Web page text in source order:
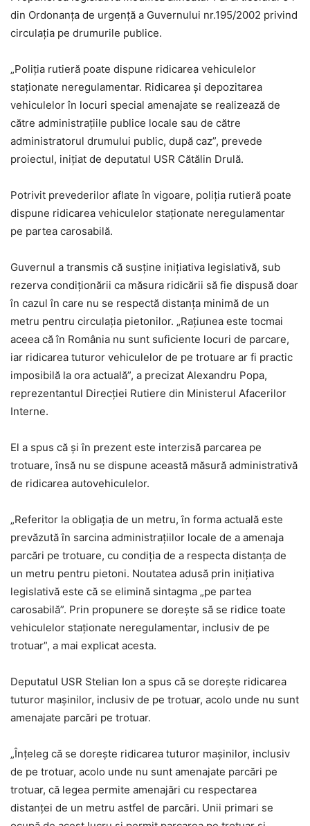
din Ordonanţa de urgenţă a Guvernului nr.195/2002 privind
circulaţia pe drumurile publice.
„Poliţia rutieră poate dispune ridicarea vehiculelor
staţionate neregulamentar. Ridicarea şi depozitarea
vehiculelor în locuri special amenajate se realizează de
către administraţiile publice locale sau de către
administratorul drumului public, după caz”, prevede
proiectul, iniţiat de deputatul USR Cătălin Drulă.
Potrivit prevederilor aflate în vigoare, poliţia rutieră poate
dispune ridicarea vehiculelor staţionate neregulamentar
pe partea carosabilă.
Guvernul a transmis că susţine iniţiativa legislativă, sub
rezerva condiţionării ca măsura ridicării să fie dispusă doar
în cazul în care nu se respectă distanţa minimă de un
metru pentru circulaţia pietonilor. „Raţiunea este tocmai
aceea că în România nu sunt suficiente locuri de parcare,
iar ridicarea tuturor vehiculelor de pe trotuare ar fi practic
imposibilă la ora actuală”, a precizat Alexandru Popa,
reprezentantul Direcţiei Rutiere din Ministerul Afacerilor
Interne.
El a spus că şi în prezent este interzisă parcarea pe
trotuare, însă nu se dispune această măsură administrativă
de ridicarea autovehiculelor.
„Referitor la obligaţia de un metru, în forma actuală este
prevăzută în sarcina administraţiilor locale de a amenaja
parcări pe trotuare, cu condiţia de a respecta distanţa de
un metru pentru pietoni. Noutatea adusă prin iniţiativa
legislativă este că se elimină sintagma „pe partea
carosabilă”. Prin propunere se doreşte să se ridice toate
vehiculelor staţionate neregulamentar, inclusiv de pe
trotuar”, a mai explicat acesta.
Deputatul USR Stelian Ion a spus că se doreşte ridicarea
tuturor maşinilor, inclusiv de pe trotuar, acolo unde nu sunt
amenajate parcări pe trotuar.
„Înţeleg că se doreşte ridicarea tuturor maşinilor, inclusiv
de pe trotuar, acolo unde nu sunt amenajate parcări pe
trotuar, că legea permite amenajări cu respectarea
distanţei de un metru astfel de parcări. Unii primari se